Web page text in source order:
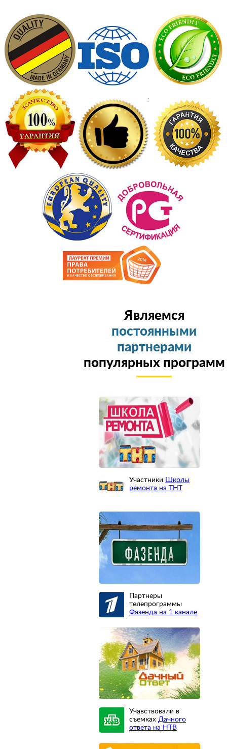
Являемся
постоянными
партнерами
популярных программ
Участники Школы
ремонта на ТНТ
Партнеры
телепрограммы
Фазенда на 1 канале
Учавствовали в
съемках Дачного
ответа на НТВ